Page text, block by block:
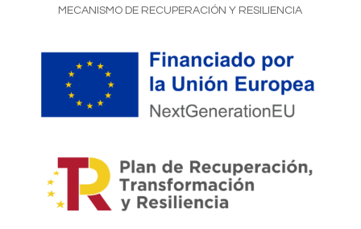
MECANISMO DE RECUPERACIÓN Y RESILIENCIA